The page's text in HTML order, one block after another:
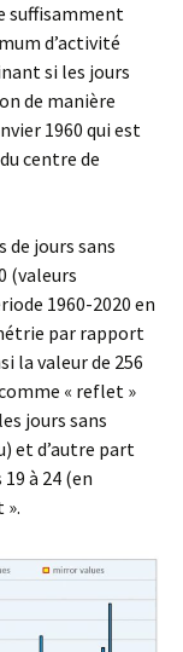
suffisamment
d’activité
si les jours
de manière
1960 qui est
centre de
de jours sans
(valeurs
1960-2020 en
par rapport
la valeur de 256
« reflet »
jours sans
et d’autre part
à 24 (en